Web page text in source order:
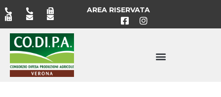
Vai
al
contenuto
AREA RISERVATA